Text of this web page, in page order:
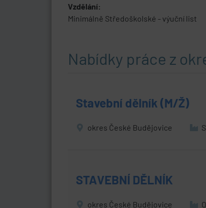
Vzdělání:
Minimálně Středoškolské - výuční list
Nabídky práce z
Stavební dělník (M/Ž)
okres České Budějovice
STAVEBNÍ DĚLNÍK
okres České Budějovice